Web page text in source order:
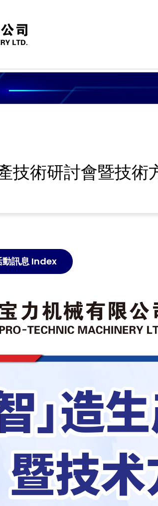
技術研討會暨技
訊息 Index